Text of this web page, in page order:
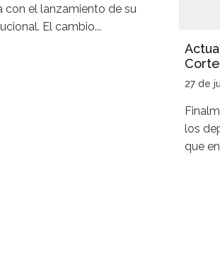
con el lanzamiento de su
El cambio...
27 de
los
que